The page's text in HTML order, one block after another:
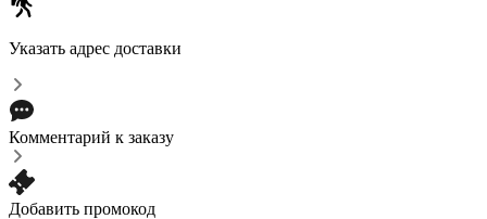
Указать адрес доставки
Комментарий к заказу
Добавить промокод